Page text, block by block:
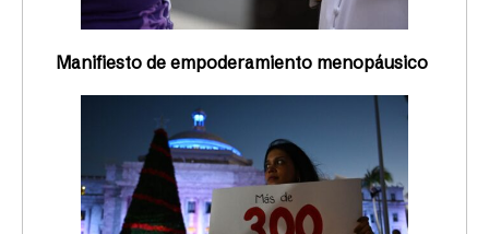
Manifiesto de empoderamiento menopáusico